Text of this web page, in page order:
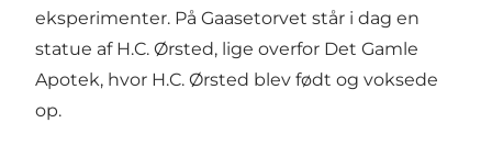
eksperimenter. På Gaasetorvet står i dag en
statue af H.C. Ørsted, lige overfor Det Gamle
Apotek, hvor H.C. Ørsted blev født og voksede
op.